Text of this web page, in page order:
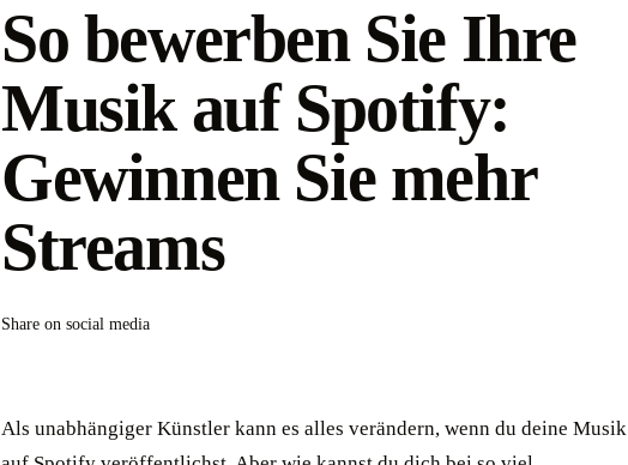
So bewerben Sie Ihre
Musik auf Spotify:
Gewinnen Sie mehr
Streams
Share on social media
Als unabhängiger Künstler kann es alles verändern, wenn du deine Musik